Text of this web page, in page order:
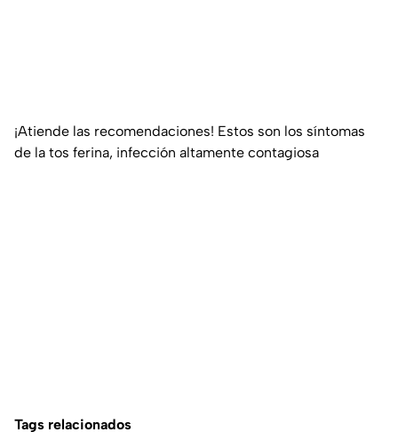
¡Atiende las recomendaciones! Estos son los síntomas
de la tos ferina, infección altamente contagiosa
Tags relacionados